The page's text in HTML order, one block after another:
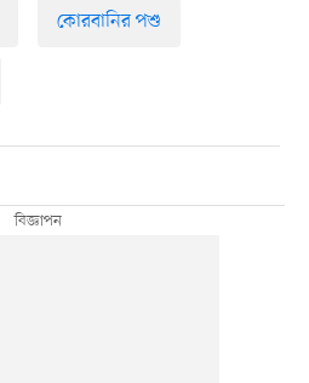
কোরবানির পশু